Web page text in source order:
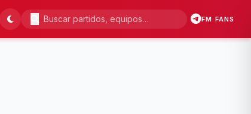
FM FANS